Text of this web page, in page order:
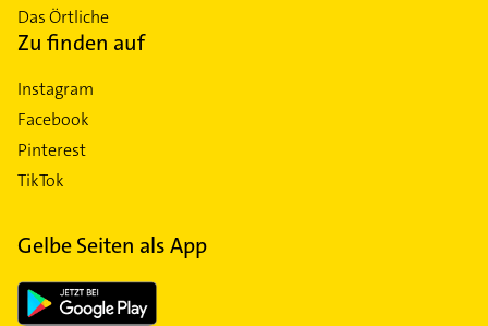
Das Örtliche
Zu finden auf
Instagram
Facebook
Pinterest
TikTok
Gelbe Seiten als App